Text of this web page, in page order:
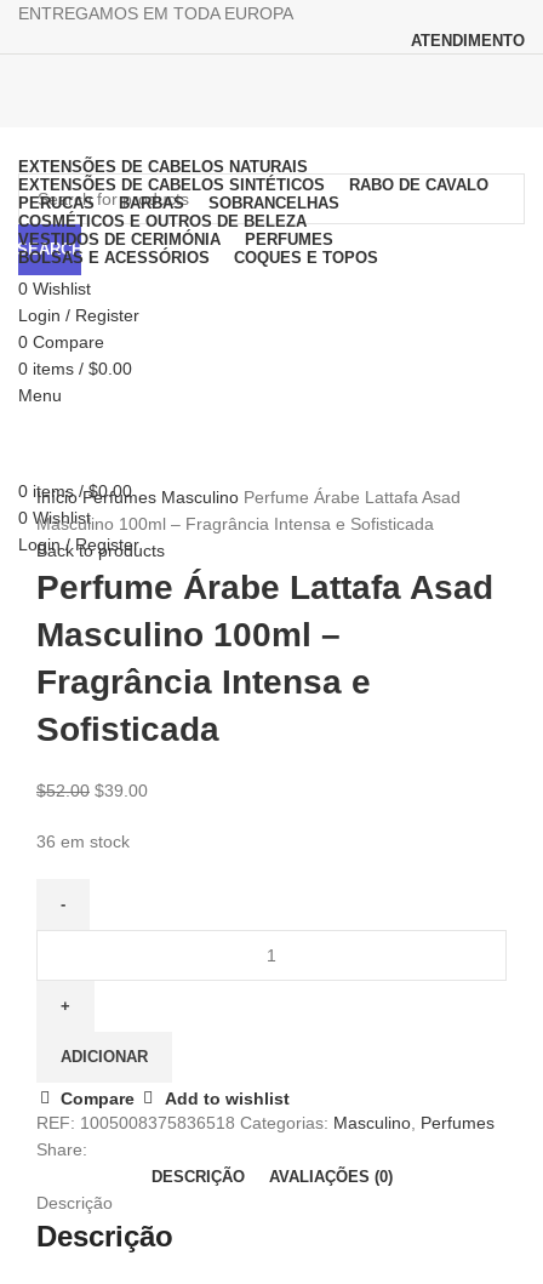
ENTREGAMOS EM TODA EUROPA
ATENDIMENTO
SEARCH
0 Wishlist
Login / Register
0 Compare
0 items / $0.00
Menu
0 items / $0.00
0 Wishlist
Login / Register
EXTENSÕES DE CABELOS NATURAIS
EXTENSÕES DE CABELOS SINTÉTICOS
RABO DE CAVALO
PERUCAS
BARBAS
SOBRANCELHAS
COSMÉTICOS E OUTROS DE BELEZA
VESTIDOS DE CERIMÓNIA
PERFUMES
BOLSAS E ACESSÓRIOS
COQUES E TOPOS
Sale
InícioPerfumes Masculino Perfume Árabe Lattafa Asad
Masculino 100ml – Fragrância Intensa e Sofisticada
Back to products
Perfume Árabe Lattafa Asad
Masculino 100ml –
Fragrância Intensa e
Sofisticada
$52.00 $39.00
36 em stock
ADICIONAR
Compare
Add to wishlist
REF: 1005008375836518 Categorias: Masculino, Perfumes
Share:
DESCRIÇÃO AVALIAÇÕES (0)
Descrição
Descrição